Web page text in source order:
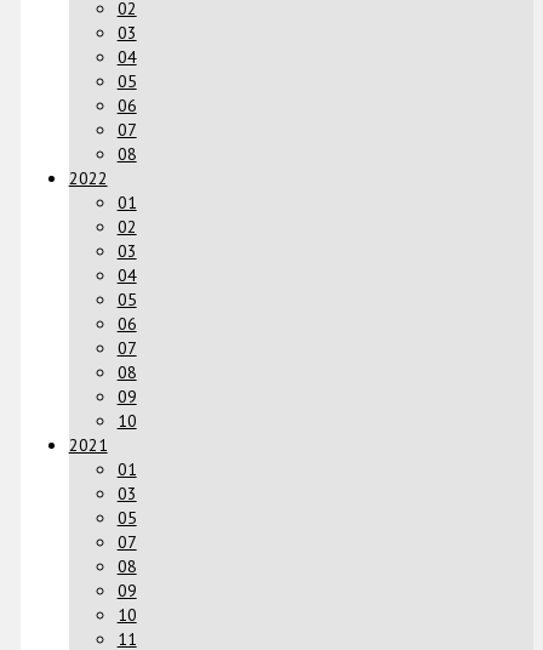
02
03
04
05
06
07
08
2022
01
02
03
04
05
06
07
08
09
10
2021
01
03
05
07
08
09
10
11